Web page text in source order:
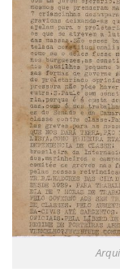
Cursos
Criação
Isenção
Comissões
CAAF
CaC
CD
CDH